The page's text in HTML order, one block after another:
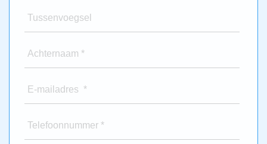
Tussenvoegsel
Achternaam *
E-mailadres *
Telefoonnummer *